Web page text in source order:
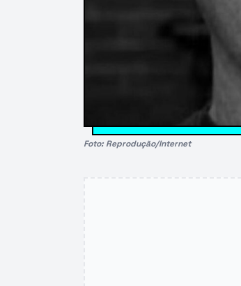
Foto: Reprodução/Internet